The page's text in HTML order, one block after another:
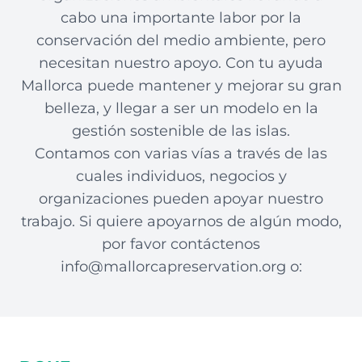
cabo una importante labor por la
conservación del medio ambiente, pero
necesitan nuestro apoyo. Con tu ayuda
Mallorca puede mantener y mejorar su gran
belleza, y llegar a ser un modelo en la
gestión sostenible de las islas.
Contamos con varias vías a través de las
cuales individuos, negocios y
organizaciones pueden apoyar nuestro
trabajo. Si quiere apoyarnos de algún modo,
por favor contáctenos
info@mallorcapreservation.org o: